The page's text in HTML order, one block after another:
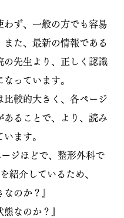
わず、一般の方でも容易
また、最新の情報である
の先生より、正しく認識
っています。
比較的大きく、各ページ
あることで、より、読み
ます。
ジほどで、整形外科で
紹介しているため、
なのか？』
態なのか？』